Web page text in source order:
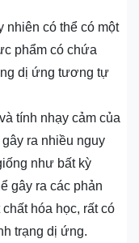
nhiên có thể có một
phẩm có chứa
dị ứng tương tự
tính nhạy cảm của
ra nhiều nguy
như bất kỳ
gây ra các phản
hóa học, rất có
trạng dị ứng.